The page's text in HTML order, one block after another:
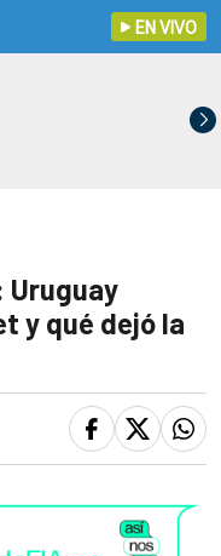
EN VIVO
Uruguay
y qué dejó la